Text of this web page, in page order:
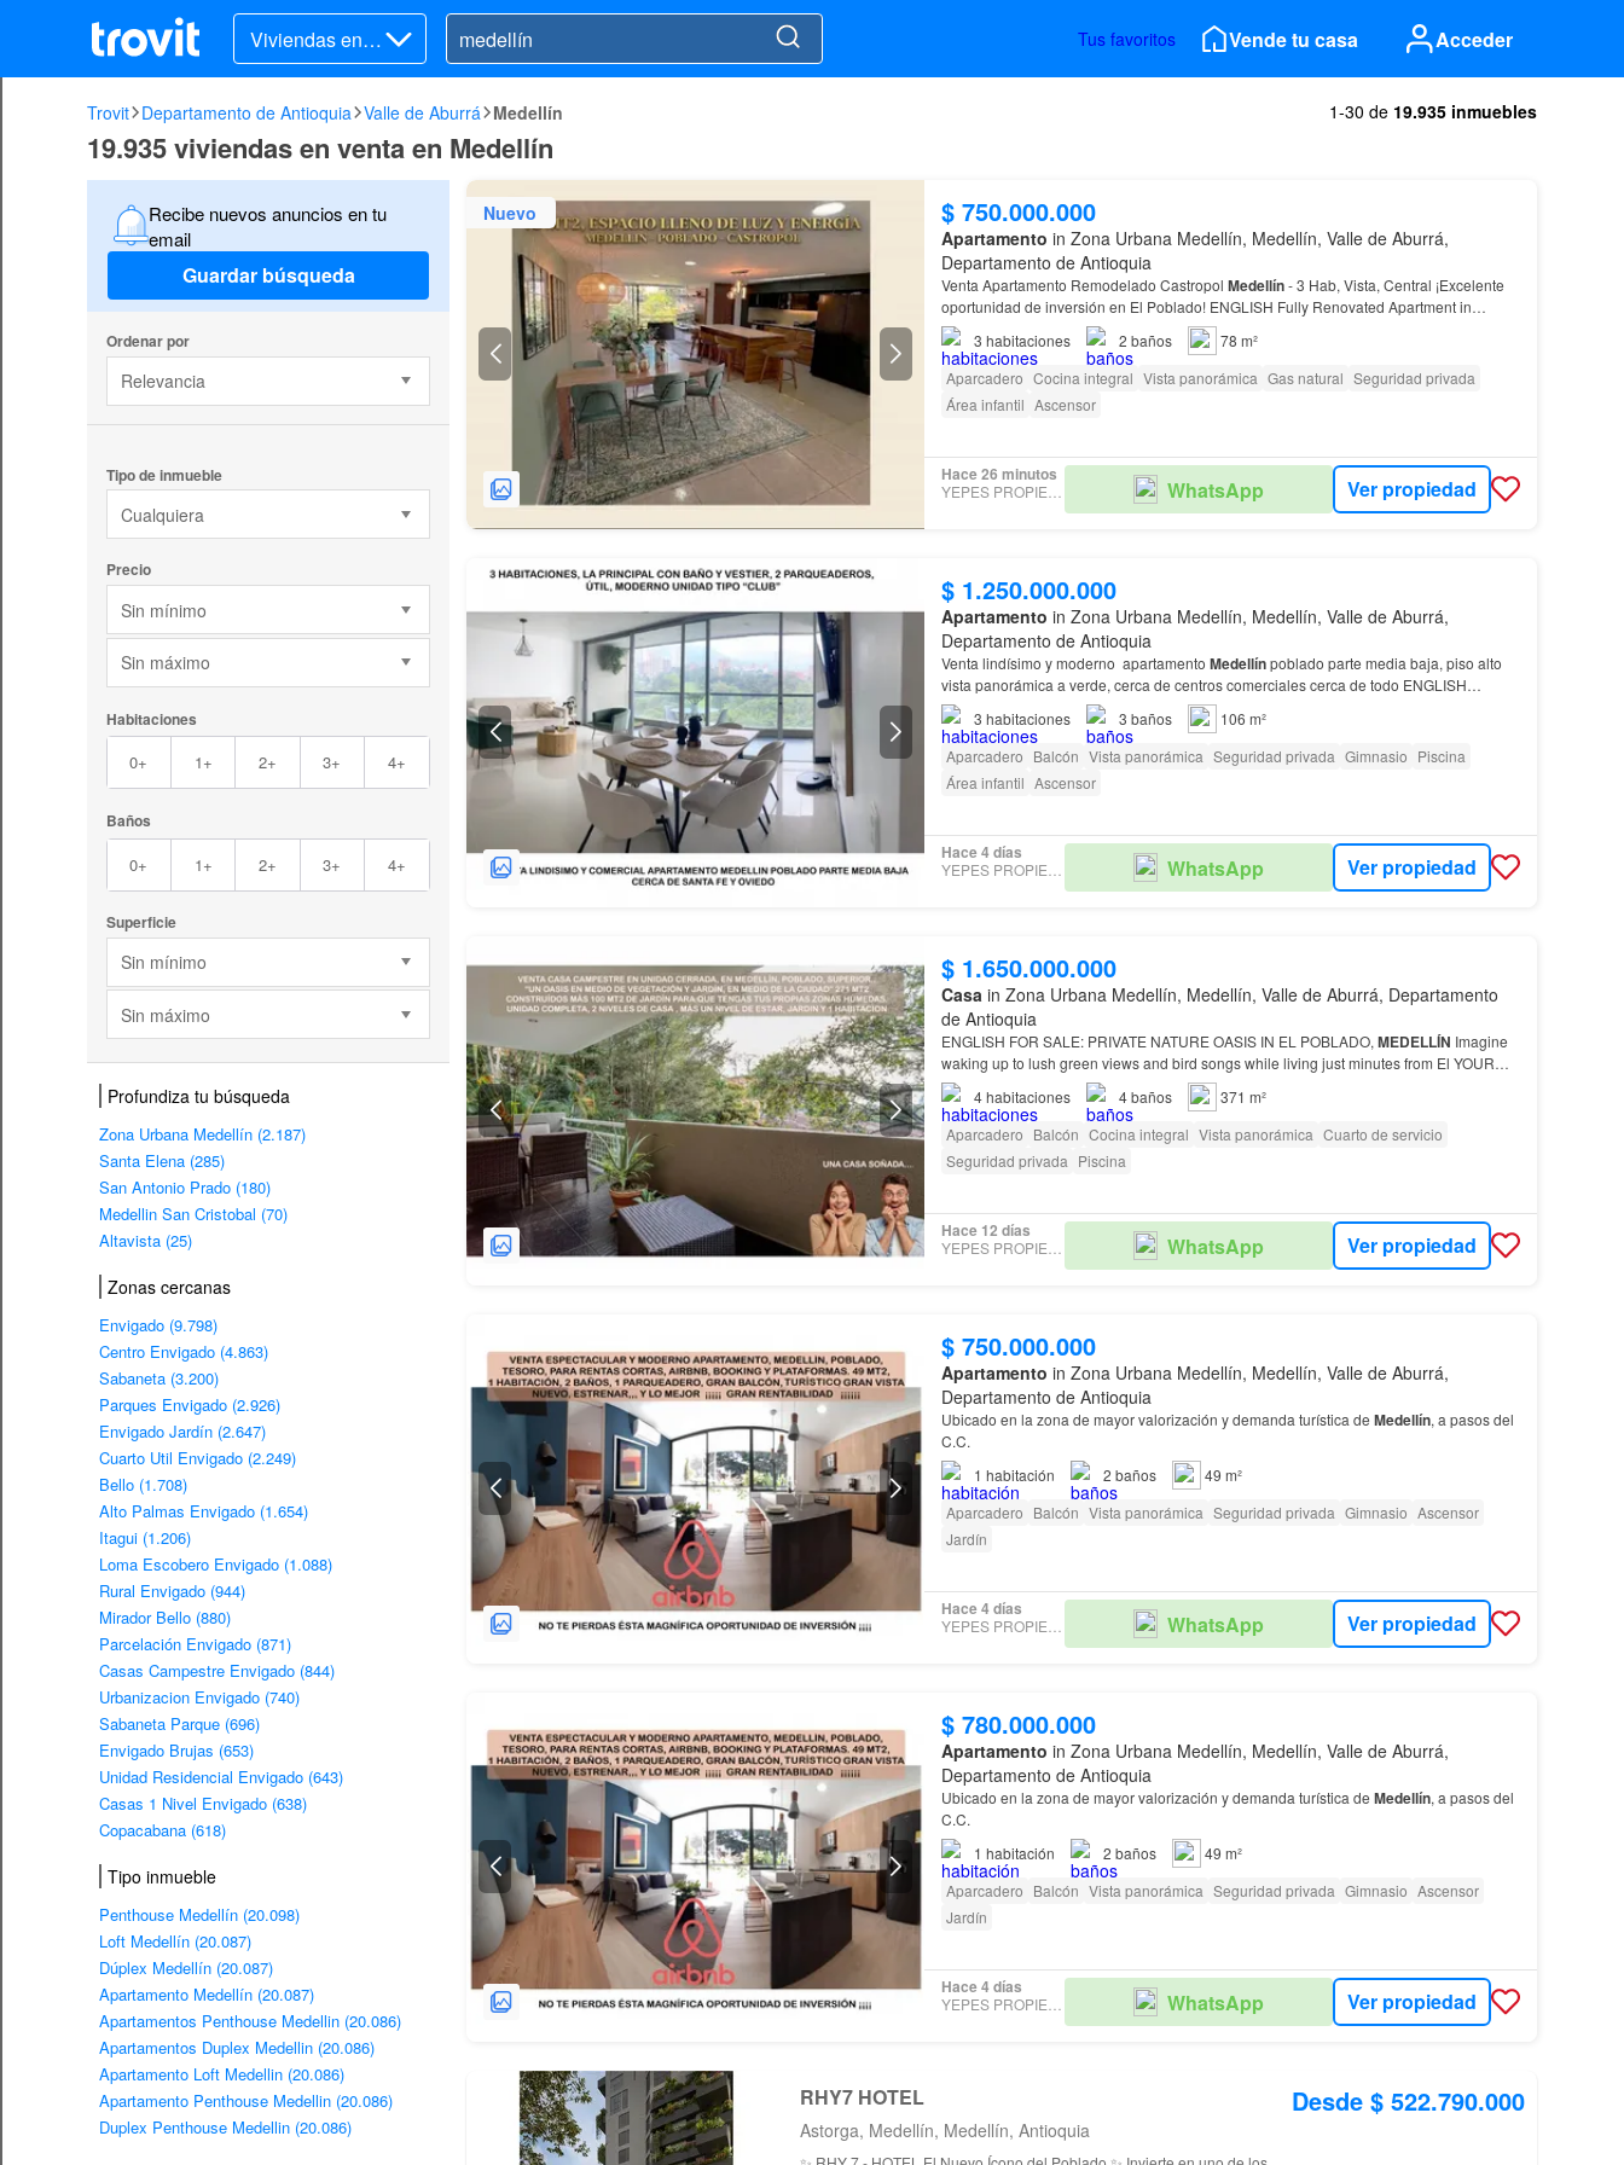
Viviendas en v
enta
Tus favoritos Vende tu casa Acceder
Trovit Departamento de Antioquia Valle de Aburrá Medellín 1-30 de 19.935 inmuebles
19.935 viviendas en venta en Medellín
Recibe nuevos anuncios en tu
email
Guardar búsqueda
Ordenar por
Relevancia
Tipo de inmueble
Cualquiera
Precio
Sin mínimo
Sin máximo
Habitaciones
0+ 1+ 2+ 3+ 4+
Baños
0+ 1+ 2+ 3+ 4+
Superficie
Sin mínimo
Sin máximo
Profundiza tu búsqueda
Zona Urbana Medellín (2.187)
Santa Elena (285)
San Antonio Prado (180)
Medellin San Cristobal (70)
Altavista (25)
Zonas cercanas
Envigado (9.798)
Centro Envigado (4.863)
Sabaneta (3.200)
Parques Envigado (2.926)
Envigado Jardín (2.647)
Cuarto Util Envigado (2.249)
Bello (1.708)
Alto Palmas Envigado (1.654)
Itagui (1.206)
Loma Escobero Envigado (1.088)
Rural Envigado (944)
Mirador Bello (880)
Parcelación Envigado (871)
Casas Campestre Envigado (844)
Urbanizacion Envigado (740)
Sabaneta Parque (696)
Envigado Brujas (653)
Unidad Residencial Envigado (643)
Casas 1 Nivel Envigado (638)
Copacabana (618)
Tipo inmueble
Penthouse Medellín (20.098)
Loft Medellín (20.087)
Dúplex Medellín (20.087)
Apartamento Medellín (20.087)
Apartamentos Penthouse Medellin (20.086)
Apartamentos Duplex Medellin (20.086)
Apartamento Loft Medellin (20.086)
Apartamento Penthouse Medellin (20.086)
Duplex Penthouse Medellin (20.086)
Nuevo $ 750.000.000
Apartamento in Zona Urbana Medellín, Medellín, Valle de Aburrá,
Departamento de Antioquia
Venta Apartamento Remodelado Castropol Medellín- 3 Hab, Vista, Central ¡Excelente
oportunidad de inversión en El Poblado! ENGLISH Fully Renovated Apartment in
Castropol, El Poblado (Medellín ) – 3 Bed, Scenic Views & Prime…
3 habitaciones 2 baños
78 m²
Aparcadero Cocina integral Vista panorámica Gas natural Seguridad privada
Área infantil Ascensor
Hace 26 minutos
YEPES PROPIEDADES WhatsApp Ver propiedad
$ 1.250.000.000
Apartamento in Zona Urbana Medellín, Medellín, Valle de Aburrá,
Departamento de Antioquia
Venta lindísimo y moderno apartamento Medellínpoblado parte media baja, piso alto
vista panorámica a verde, cerca de centros comerciales cerca de todo ENGLISH
Beautiful & Modern Apartment for Sale - El Poblado,
3 habitaciones 3 baños
106 m²
Aparcadero Balcón Vista panorámica Seguridad privada Gimnasio Piscina
Área infantil Ascensor
Hace 4 días
YEPES PROPIEDADES WhatsApp Ver propiedad
$ 1.650.000.000
Casa in Zona Urbana Medellín, Medellín, Valle de Aburrá, Departamento
de Antioquia
ENGLISH FOR SALE: PRIVATE NATURE OASIS IN EL POBLADO, MEDELLÍN
waking up to lush green views and bird songs while living just minutes from El YOUR
NEXT INVESTMENT AWAITS If you are looking for a turnkey luxury life…
4habitaciones 4baños
371 m²
Aparcadero Balcón Cocina integral Vista panorámica Cuarto de servicio
Seguridad privada Piscina
Hace 12 días
YEPES PROPIEDADES WhatsApp Ver propiedad
$ 750.000.000
Apartamento in Zona Urbana Medellín, Medellín, Valle de Aburrá,
Departamento de Antioquia
Ubicado en la zona de mayor valorización y demanda turística de Medellín, a pasos del
C.C.
1 habitación 2 baños
49 m²
Aparcadero Balcón Vista panorámica Seguridad privada Gimnasio Ascensor
Jardín
Hace 4 días
YEPES PROPIEDADES WhatsApp Ver propiedad
$ 780.000.000
Apartamento in Zona Urbana Medellín, Medellín, Valle de Aburrá,
Departamento de Antioquia
Ubicado en la zona de mayor valorización y demanda turística de Medellín, a pasos del
C.C.
1 habitación 2 baños
49 m²
Aparcadero Balcón Vista panorámica Seguridad privada Gimnasio Ascensor
Jardín
Hace 4 días
YEPES PROPIEDADES WhatsApp Ver propiedad
RHY7 HOTEL
Astorga, Medellín, Medellín, Antioquia
Desde $ 522.790.000